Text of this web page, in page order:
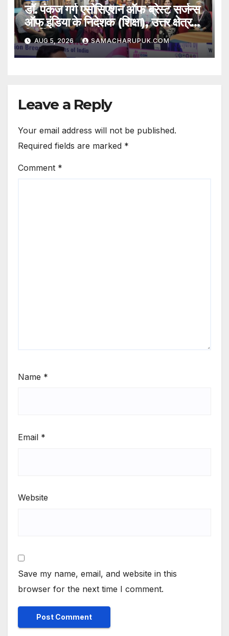
डॉ. पंकज गर्ग एसोसिएशन ऑफ ब्रेस्ट सर्जन्स
ऑफ इंडिया के निदेशक (शिक्षा), उत्तर क्षेत्र
निर्वाचित
AUG 5, 2026 SAMACHARUPUK.COM
Leave a Reply
Your email address will not be published.
Required fields are marked *
Comment *
Name *
Email *
Website
Save my name, email, and website in this
browser for the next time I comment.